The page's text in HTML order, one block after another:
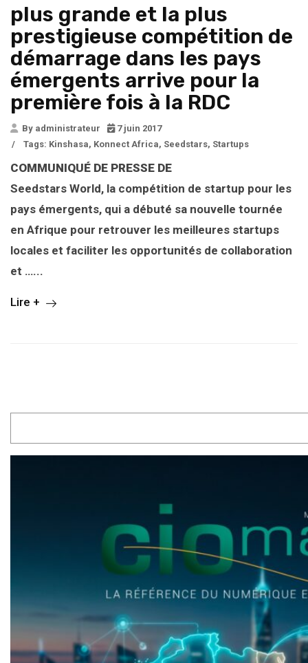
plus grande et la plus
prestigieuse compétition de
démarrage dans les pays
émergents arrive pour la
première fois à la RDC
By administrateur
7 juin 2017
/
Tags: Kinshasa, Konnect Africa, Seedstars, Startups
COMMUNIQUÉ DE PRESSE DE
Seedstars World, la compétition de startup pour les
pays émergents, qui a débuté sa nouvelle tournée
en Afrique pour retrouver les meilleures startups
locales et faciliter les opportunités de collaboration
et …...
Lire +